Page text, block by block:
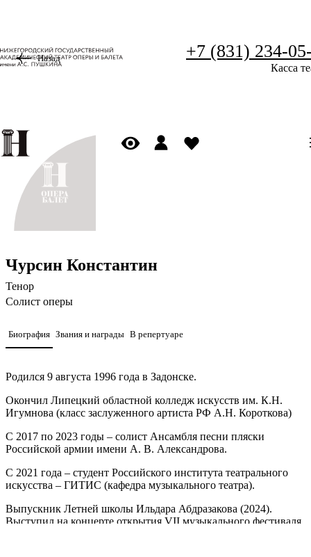
+7 (831) 234-
Касса
Назад
Чурсин Константин
Тенор
Солист оперы
Биография Звания и награды В репертуаре
Родился 9 августа 1996 года в Задонске.
Окончил Липецкий областной колледж искусств им. К.Н.
Игумнова (класс заслуженного артиста РФ А.Н. Короткова)
С 2017 по 2023 годы – солист Ансамбля песни пляски
Российской армии имени А. В. Александрова.
С 2021 года – студент Российского института театрального
искусства – ГИТИС (кафедра музыкального театра).
Выпускник Летней школы Ильдара Абдразакова (2024).
Выступил на концерте открытия VII музыкального фестиваля